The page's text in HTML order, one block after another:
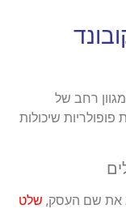
רחב של
שיכולות
את שם העסק, שלט